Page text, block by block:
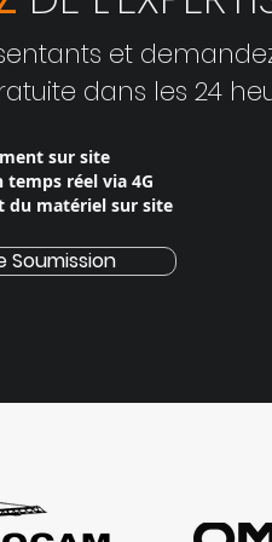
entants et
dans les 24
sur site
réel via 4G
du matériel sur site
Soumission